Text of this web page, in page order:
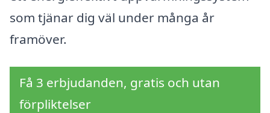
som tjänar dig väl under många år
framöver.
Få 3 erbjudanden, gratis och utan
förpliktelser